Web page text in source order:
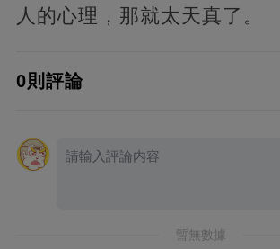
人的心理，那就太天真了。
0則評論
暫無數據